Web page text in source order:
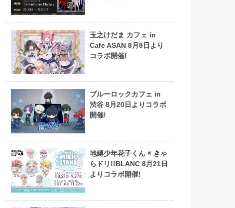
玉之けだま カフェ in
Cafe ASAN 8月8日より
コラボ開催!
ブルーロックカフェ in
渋谷 8月20日よりコラボ
開催!
地縛少年花子くん × きゃ
らドリ!!BLANC 8月21日
よりコラボ開催!